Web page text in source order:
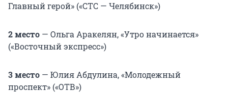
Главный герой» («СТС — Челябинск»)
2 место — Ольга Аракелян, «Утро начинается»
(«Восточный экспресс»)
3 место — Юлия Абдулина, «Молодежный
проспект» («ОТВ»)